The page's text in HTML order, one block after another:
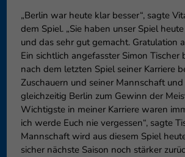
„Berlin war heute klar besser“, sagte
dem Spiel. „Sie haben unser Spiel
und das sehr gut gemacht. Gratulation
Ein sichtlich angefasster Simon Tischer
nach dem letzten Spiel seiner Karriere
Zuschauern und seiner Mannschaft
gleichzeitig Berlin zum Gewinn der
Wichtigste in meiner Karriere waren
ich werde Euch nie vergessen“, sagte
Mannschaft wird aus diesem Spiel
sicher nächste Saison noch stärker